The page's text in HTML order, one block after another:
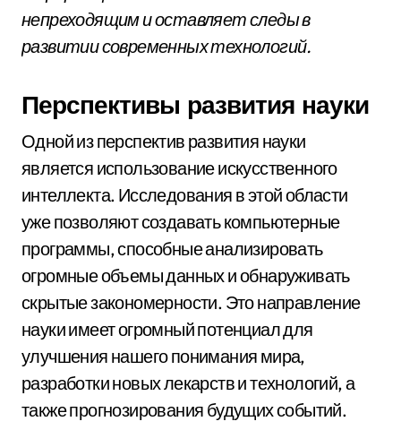
непреходящим и оставляет следы в
развитии современных технологий.
Перспективы развития науки
Одной из перспектив развития науки
является использование искусственного
интеллекта. Исследования в этой области
уже позволяют создавать компьютерные
программы, способные анализировать
огромные объемы данных и обнаруживать
скрытые закономерности. Это направление
науки имеет огромный потенциал для
улучшения нашего понимания мира,
разработки новых лекарств и технологий, а
также прогнозирования будущих событий.